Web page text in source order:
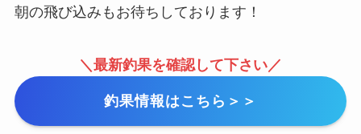
朝の飛び込みもお待ちしております！
＼最新釣果を確認して下さい／
釣果情報はこちら＞＞